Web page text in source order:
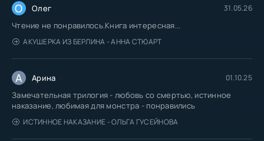
О Олег 31.05.26
Чтение не понравилось.Книга интересная...
АКУШЕРКА ИЗ БЕРЛИНА - АННА СТЮАРТ
А Арина 01.10.25
Замечательная трилогия - любовь со смертью, истинное
наказание, любимая для монстра - понравились
ИСТИННОЕ НАКАЗАНИЕ - ОЛЬГА ГУСЕЙНОВА